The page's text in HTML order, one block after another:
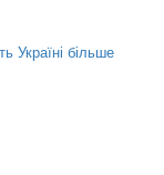
Україні більше